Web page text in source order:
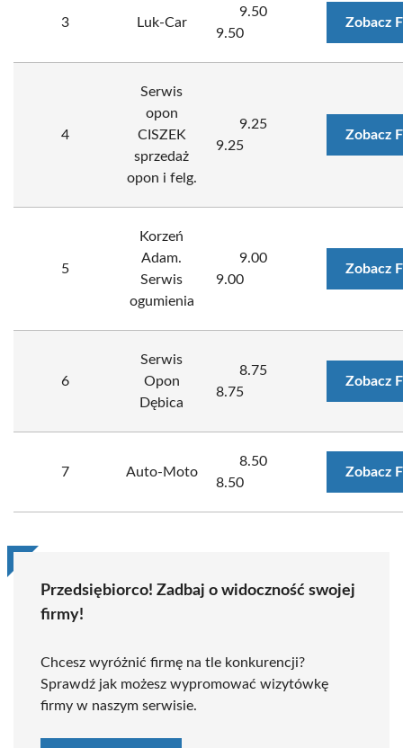
3 Luk-Car
9.50
9.50
Zobacz
4
Serwis
opon
CISZEK
sprzedaż
opon i felg.
9.25
9.25
Zobacz
5
Korzeń
Adam.
Serwis
ogumienia
9.00
9.00
Zobacz
6
Serwis
Opon
Dębica
8.75
8.75
Zobacz
7 Auto-Moto
8.50
8.50
Zobacz
Przedsiębiorco! Zadbaj o widoczność swojej
firmy!
Chcesz wyróżnić firmę na tle konkurencji?
Sprawdź jak możesz wypromować wizytówkę
firmy w naszym serwisie.